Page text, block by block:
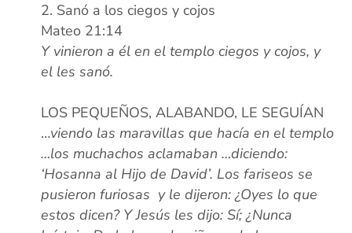
Sanó a los ciegos y cojos
Mateo 21:14
Y vinieron a él en el templo ciegos y cojos, y
el les sanó.
LOS PEQUEÑOS, ALABANDO, LE SEGUÍAN
…viendo las maravillas que hacía en el templo
…los muchachos aclamaban …diciendo:
‘Hosanna al Hijo de David’. Los fariseos se
pusieron furiosas y le dijeron: ¿Oyes lo que
estos dicen? Y Jesús les dijo: Sí; ¿Nunca